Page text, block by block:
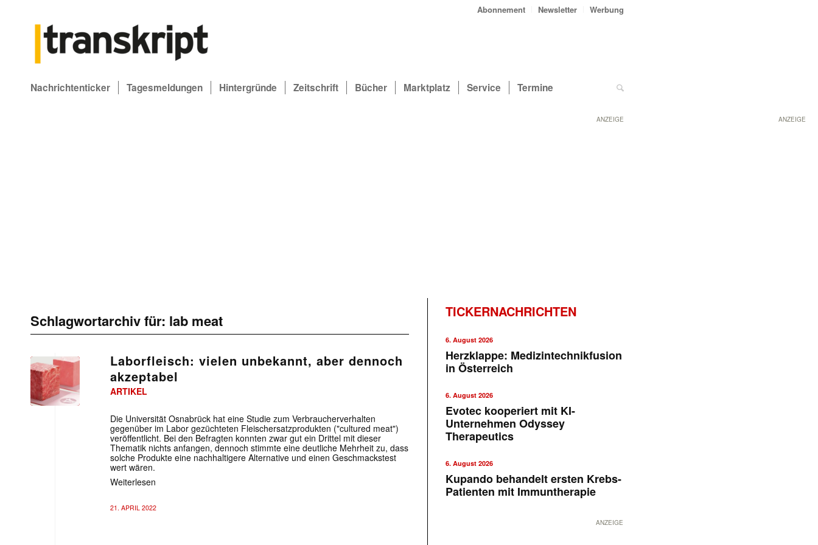
ANZEIGE
Abonnement Newsletter Werbung
Nachrichtenticker Tagesmeldungen Hintergründe Zeitschrift Bücher Marktplatz Service Termine
ANZEIGE
Schlagwortarchiv für: lab meat
Laborfleisch: vielen unbekannt, aber dennoch
akzeptabel
ARTIKEL
Die Universität Osnabrück hat eine Studie zum Verbraucherverhalten
gegenüber im Labor gezüchteten Fleischersatzprodukten ("cultured meat")
veröffentlicht. Bei den Befragten konnten zwar gut ein Drittel mit dieser
Thematik nichts anfangen, dennoch stimmte eine deutliche Mehrheit zu, dass
solche Produkte eine nachhaltigere Alternative und einen Geschmackstest
wert wären.
Weiterlesen
21. APRIL 2022
TICKERNACHRICHTEN
6. August 2026
Herzklappe: Medizintechnikfusion
in Österreich
6. August 2026
Evotec kooperiert mit KI-
Unternehmen Odyssey
Therapeutics
6. August 2026
Kupando behandelt ersten Krebs-
Patienten mit Immuntherapie
ANZEIGE